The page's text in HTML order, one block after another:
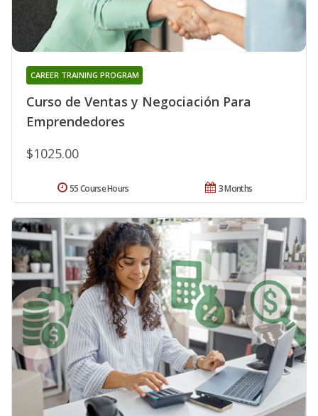
Curso de Ventas y Negociación Para
Emprendedores
CAREER TRAINING PROGRAM
$1025.00
3 Months
55 Course Hours